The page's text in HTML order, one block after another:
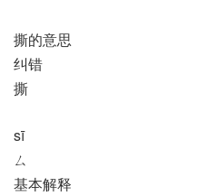
撕的意思
纠错
撕
sī
ㄙ
基本解释